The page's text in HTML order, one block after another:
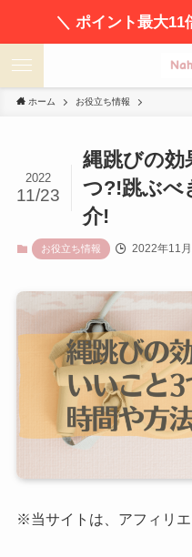
＼ ポイント最大11
ホーム お役立ち情報
縄跳びの効
つ?!跳ぶべ
介!
2022
11/23
お役立ち情報 2022年11
※当サイトは、アフィリ